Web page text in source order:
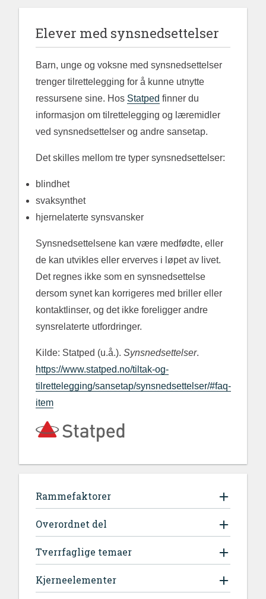
Elever med synsnedsettelser
Barn, unge og voksne med synsnedsettelser
trenger tilrettelegging for å kunne utnytte
ressursene sine. Hos Statped finner du
informasjon om tilrettelegging og læremidler
ved synsnedsettelser og andre sansetap.
Det skilles mellom tre typer synsnedsettelser:
blindhet
svaksynthet
hjernelaterte synsvansker
Synsnedsettelsene kan være medfødte, eller
de kan utvikles eller erverves i løpet av livet.
Det regnes ikke som en synsnedsettelse
dersom synet kan korrigeres med briller eller
kontaktlinser, og det ikke foreligger andre
synsrelaterte utfordringer.
Kilde: Statped (u.å.). Synsnedsettelser.
https://www.statped.no/tiltak-og-
tilrettelegging/sansetap/synsnedsettelser/#faq-
item
Rammefaktorer
Overordnet del
Tverrfaglige temaer
Kjerneelementer